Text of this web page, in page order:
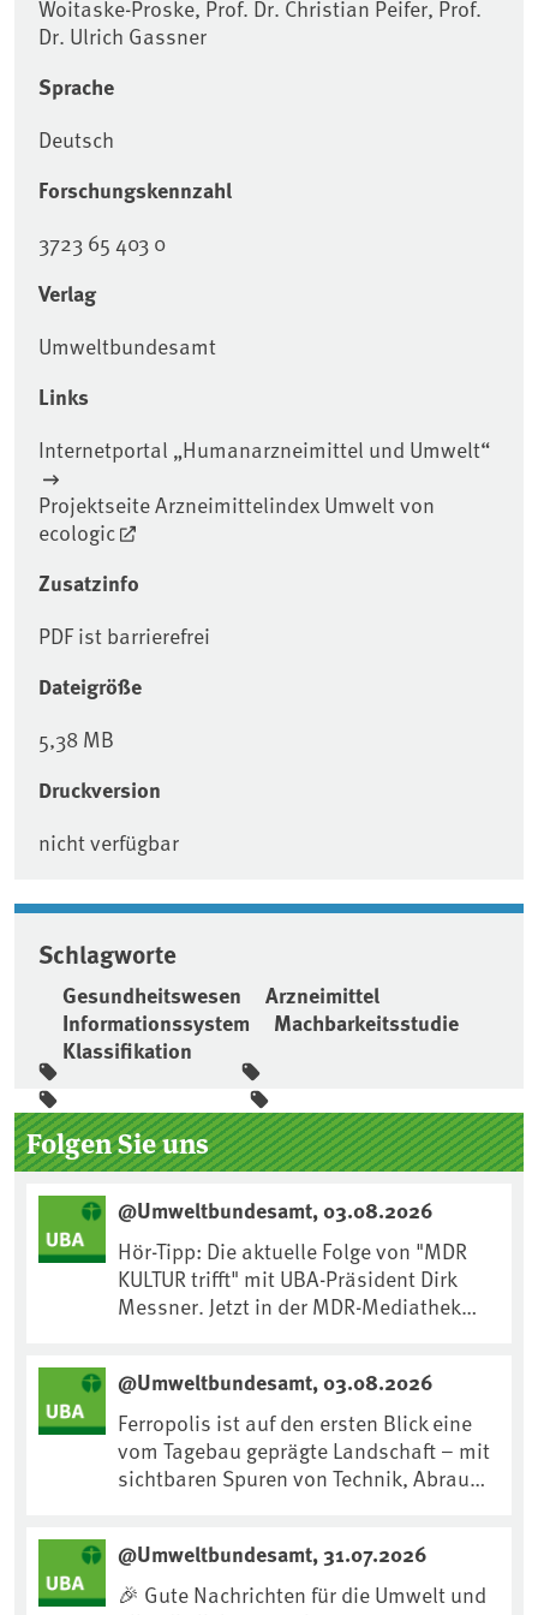
Woitaske-Proske, Prof. Dr. Christian Peifer, Prof.
Dr. Ulrich Gassner
Sprache
Deutsch
Forschungskennzahl
3723 65 403 0
Verlag
Umweltbundesamt
Links
Internetportal „Humanarzneimittel und Umwelt“
Projektseite Arzneimittelindex Umwelt von
ecologic
Zusatzinfo
PDF ist barrierefrei
Dateigröße
5,38 MB
Druckversion
nicht verfügbar
Schlagworte
Gesundheitswesen
Arzneimittel
Informationssystem
Machbarkeitsstudie
Klassifikation
Seitenleiste
Folgen Sie uns
@Umweltbundesamt, 03.08.2026
Hör-Tipp: Die aktuelle Folge von "MDR
KULTUR trifft" mit UBA-Präsident Dirk
Messner. Jetzt in der MDR-Mediathek
fft/dirk-messner-audio-100.html
@Umweltbundesamt, 03.08.2026
Ferropolis ist auf den ersten Blick eine
vom Tagebau geprägte Landschaft – mit
sichtbaren Spuren von Technik, Abraum
nur ihre bergbauliche Vergangenheit.
Hier lässt sich beobachten, wie sich aus
@Umweltbundesamt, 31.07.2026
🎉 Gute Nachrichten für die Umwelt und